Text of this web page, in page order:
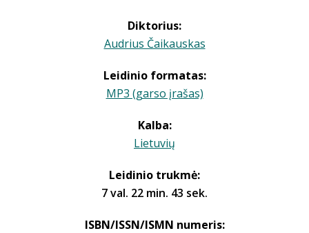
Diktorius:
Audrius Čaikauskas
Leidinio formatas:
MP3 (garso įrašas)
Kalba:
Lietuvių
Leidinio trukmė:
7 val. 22 min. 43 sek.
ISBN/ISSN/ISMN numeris: